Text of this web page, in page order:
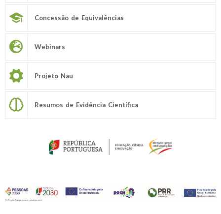
Concessão de Equivalências
Webinars
Projeto Nau
Resumos de Evidência Científica